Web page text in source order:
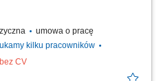
umowa o pracę
kilku pracowników
CV